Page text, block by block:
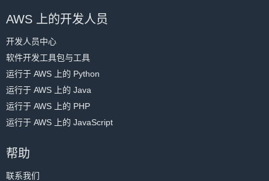
AWS 上的开发人员
开发人员中心
软件开发工具包与工具
运行于 AWS 上的 Python
运行于 AWS 上的 Java
运行于 AWS 上的 PHP
运行于 AWS 上的 JavaScript
帮助
联系我们